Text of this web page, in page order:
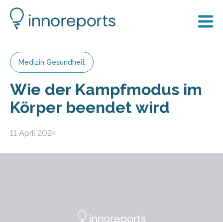
Medizin Gesundheit
Wie der Kampfmodus im
Körper beendet wird
11 April 2024